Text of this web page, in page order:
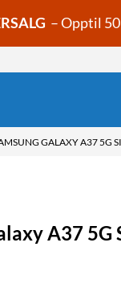
– Opptil
GALAXY A37 5G
A37 5G